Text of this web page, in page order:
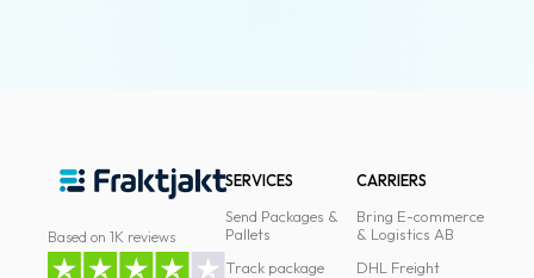
dangerous
content
Based on 1K reviews
SERVICES
Send Packages &
Pallets
Track package
CARRIERS
Bring E-commerce
& Logistics AB
DHL Freight